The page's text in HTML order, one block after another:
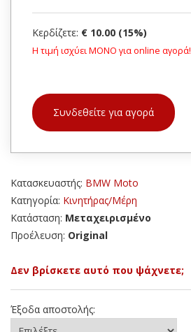
Κερδίζετε: € 10.00 (15%)
Η τιμή ισχύει ΜΟΝΟ για online αγορά!
Συνδεθείτε για αγορά
Κατασκευαστής: BMW Moto
Κατηγορία: Κινητήρας/Μέρη
Κατάσταση: Μεταχειρισμένο
Προέλευση: Original
Δεν βρίσκετε αυτό που ψάχνετε;
Έξοδα αποστολής: